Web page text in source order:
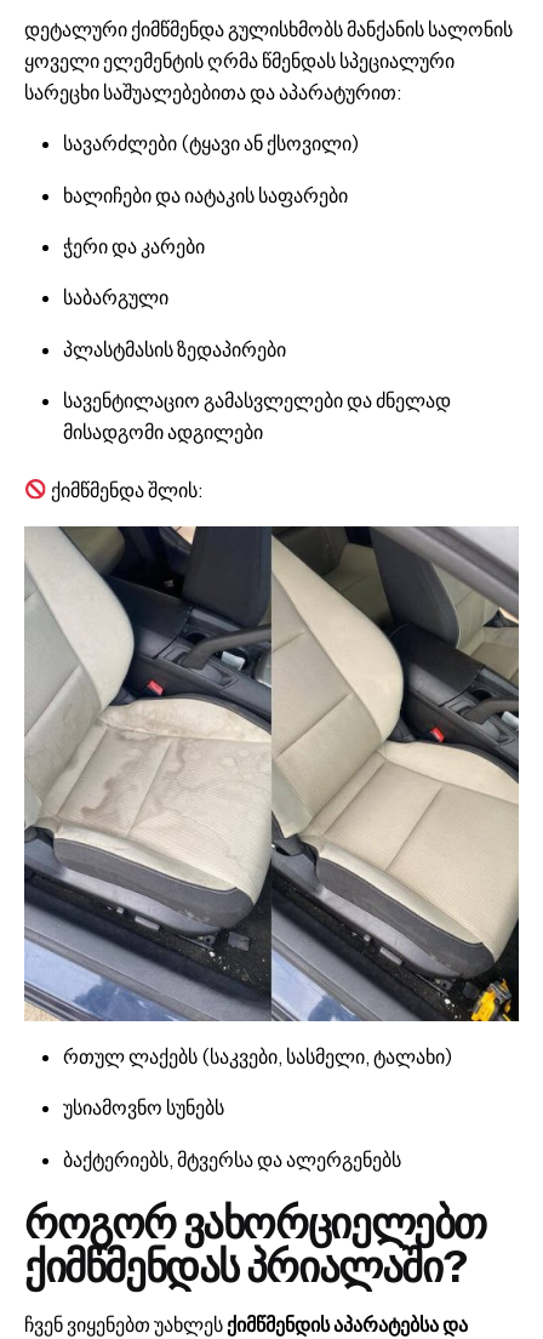
დეტალური ქიმწმენდა გულისხმობს მანქანის სალონის
ყოველი ელემენტის ღრმა წმენდას სპეციალური
სარეცხი საშუალებებითა და აპარატურით:
სავარძლები (ტყავი ან ქსოვილი)
ხალიჩები და იატაკის საფარები
ჭერი და კარები
საბარგული
პლასტმასის ზედაპირები
სავენტილაციო გამასვლელები და ძნელად
მისადგომი ადგილები
ქიმწმენდა შლის:
რთულ ლაქებს (საკვები, სასმელი, ტალახი)
უსიამოვნო სუნებს
ბაქტერიებს, მტვერსა და ალერგენებს
როგორ ვახორციელებთ
ქიმწმენდას პრიალაში?
ჩვენ ვიყენებთ უახლესქიმწმენდის აპარატებსა და